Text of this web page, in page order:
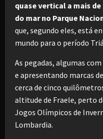
quase vertical a mais
do mar no Parque
que, segundo eles, está
mundo para o período
As pegadas, algumas
e apresentando marcas
cerca de cinco
altitude de Fraele, perto
Jogos Olímpicos de
Lombardia.